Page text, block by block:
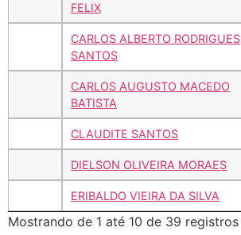
FELIX
CARLOS ALBERTO RODRIGUES
SANTOS
CARLOS AUGUSTO MACEDO
BATISTA
CLAUDITE SANTOS
DIELSON OLIVEIRA MORAES
ERIBALDO VIEIRA DA SILVA
Mostrando de 1 até 10 de 39 registros